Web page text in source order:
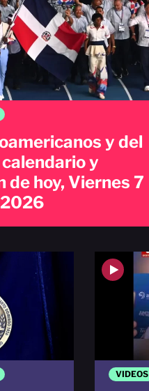
y del
y
de hoy, Viernes 7
VIDEOS